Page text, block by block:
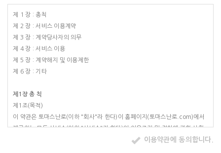
제 1 장 : 총칙
제 2 장 : 서비스 이용계약
제 3 장 : 계약당사자의 의무
제 4 장 : 서비스 이용
제 5 장 : 계약해지 및 이용제한
제 6 장 : 기타
제1장 총 칙
제1조(목적)
이 약관은 토마스난로(이하 "회사"라 한다)이 홈페이지(토마스난로.com)에서
제공하는 모든 서비스(이하 "서비스"라 한다)의 이용조건 및 절차에 관한 사항
이용약관에 동의합니다.